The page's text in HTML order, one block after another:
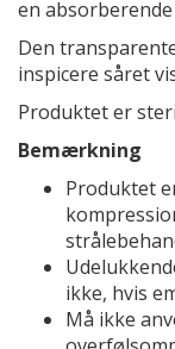
en
Den
inspicere såret
Produktet er
Bemærkning
Produktet
ikke, hvis
Må ikke